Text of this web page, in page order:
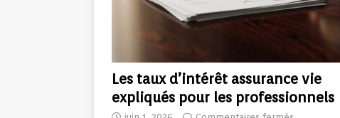
Les taux d’intérêt assurance vie
expliqués pour les professionnels